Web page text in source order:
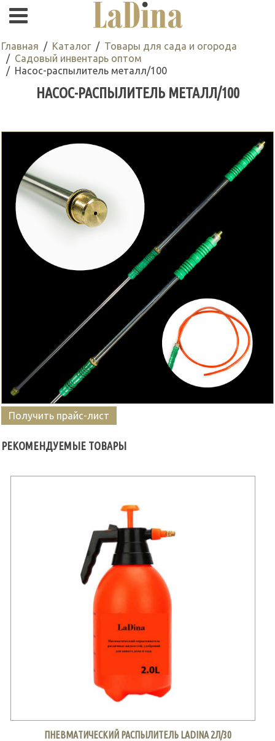
Главная Каталог
Товары для сада и огорода
Садовый инвентарь оптом
Насос-распылитель металл/100
НАСОС-РАСПЫЛИТЕЛЬ МЕТАЛЛ/100
Получить прайс-лист
РЕКОМЕНДУЕМЫЕ ТОВАРЫ
ПНЕВМАТИЧЕСКИЙ РАСПЫЛИТЕЛЬ LADINA 2Л/30